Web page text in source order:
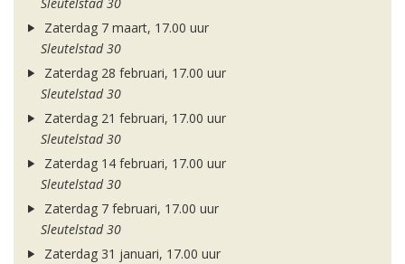
Sleutelstad 30
Zaterdag 7 maart, 17.00 uur
Sleutelstad 30
Zaterdag 28 februari, 17.00 uur
Sleutelstad 30
Zaterdag 21 februari, 17.00 uur
Sleutelstad 30
Zaterdag 14 februari, 17.00 uur
Sleutelstad 30
Zaterdag 7 februari, 17.00 uur
Sleutelstad 30
Zaterdag 31 januari, 17.00 uur